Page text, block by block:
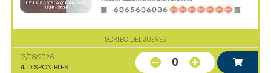
SORTEO DEL JUEVES
13/08/2026
4 DISPONIBLES 0